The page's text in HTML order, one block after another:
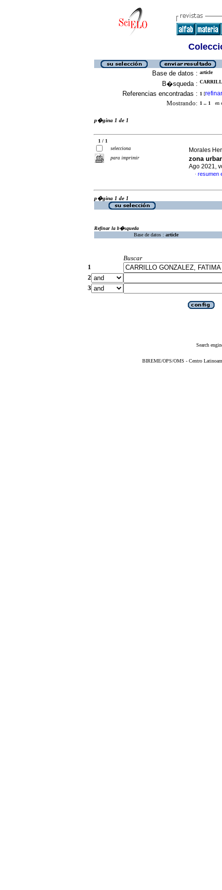
Base de datos : article
B�squeda :
Referencias encontradas : 1 [refinar
Mostrando: 1 .. 1 en
p�gina 1 de 1
1 / 1
selecciona
para imprimir
Morales
zona
Ago 2021,
· resumen
p�gina 1 de 1
Refinar la b�squeda
Base de datos : article
Buscar
1
2
3
Search
BIREME/OPS/OMS - Centro